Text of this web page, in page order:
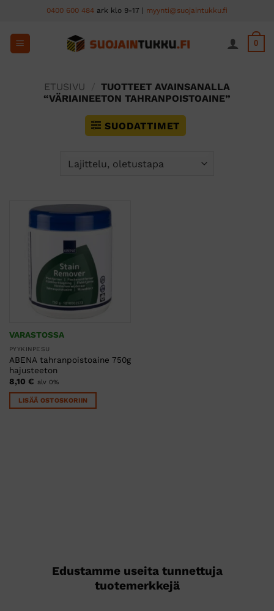
content
0400 600 484 ark klo 9-17 | myynti@suojaintukku.fi
0
ETUSIVU
TUOTTEET AVAINSANALLA
“VÄRIAINEETON TAHRANPOISTOAINE”
SUODATTIMET
VARASTOSSA
PYYKINPESU
ABENA tahranpoistoaine 750g
hajusteeton
8,10 € alv 0%
LISÄÄ OSTOSKORIIN
Edustamme useita tunnettuja
tuotemerkkejä